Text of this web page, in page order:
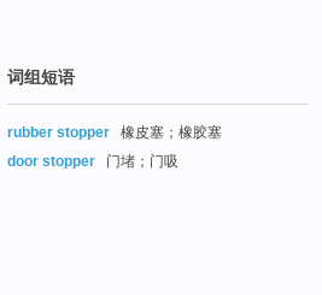
词组短语
rubber stopper
橡皮塞；橡胶塞
door stopper
门堵；门吸